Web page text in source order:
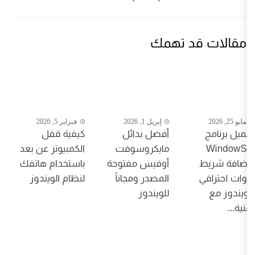
تهمك
إبريل 1, 2026
أفضل بدائل
مايكروسوفت
أوفيس مفتوحة
المصدر ومجاناً
للويندوز
فبراير 5, 2026
كيفية قفل
الكمبيوتر عن بعد
باستخدام هاتفك
لنظام الويندوز